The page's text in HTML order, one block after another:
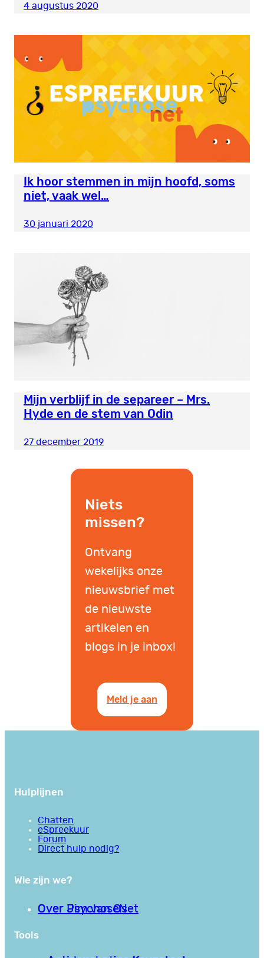
4 augustus 2020
Ik hoor stemmen in mijn hoofd, soms
niet, vaak wel…
30 januari 2020
Mijn verblijf in de separeer – Mrs.
Hyde en de stem van Odin
27 december 2019
Niets
missen?
Ontvang
wekelijks onze
nieuwsbrief met
de nieuwste
artikelen en
blogs in je inbox!
Meld je aan
Hulplijnen
Chatten
eSpreekuur
Forum
Direct hulp nodig?
Wie zijn we?
Over PsychoseNet
Over Jim van Os
Tools